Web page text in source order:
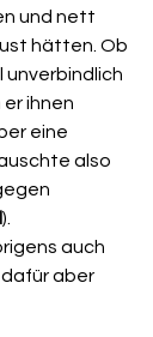
und nett
hätten. Ob
unverbindlich
ihnen
eine
also
).
auch
aber